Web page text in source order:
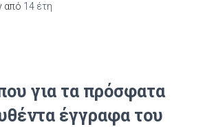
από 14 έτη
για τα πρόσφατα
έγγραφα του